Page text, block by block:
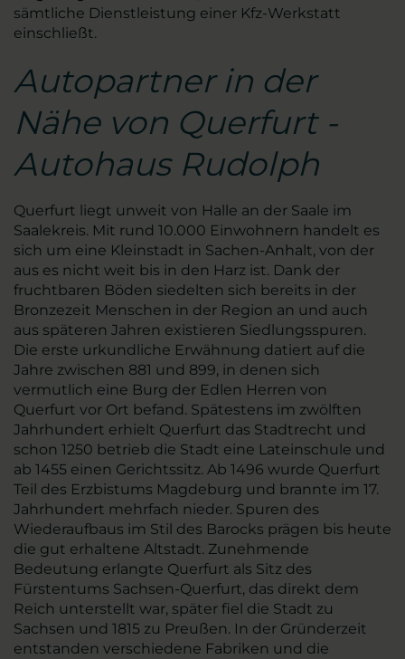
sämtliche Dienstleistung einer Kfz-Werkstatt
einschließt.
Autopartner in der
Nähe von Querfurt -
Autohaus Rudolph
Querfurt liegt unweit von Halle an der Saale im
Saalekreis. Mit rund 10.000 Einwohnern handelt es
sich um eine Kleinstadt in Sachen-Anhalt, von der
aus es nicht weit bis in den Harz ist. Dank der
fruchtbaren Böden siedelten sich bereits in der
Bronzezeit Menschen in der Region an und auch
aus späteren Jahren existieren Siedlungsspuren.
Die erste urkundliche Erwähnung datiert auf die
Jahre zwischen 881 und 899, in denen sich
vermutlich eine Burg der Edlen Herren von
Querfurt vor Ort befand. Spätestens im zwölften
Jahrhundert erhielt Querfurt das Stadtrecht und
schon 1250 betrieb die Stadt eine Lateinschule und
ab 1455 einen Gerichtssitz. Ab 1496 wurde Querfurt
Teil des Erzbistums Magdeburg und brannte im 17.
Jahrhundert mehrfach nieder. Spuren des
Wiederaufbaus im Stil des Barocks prägen bis heute
die gut erhaltene Altstadt. Zunehmende
Bedeutung erlangte Querfurt als Sitz des
Fürstentums Sachsen-Querfurt, das direkt dem
Reich unterstellt war, später fiel die Stadt zu
Sachsen und 1815 zu Preußen. In der Gründerzeit
entstanden verschiedene Fabriken und die